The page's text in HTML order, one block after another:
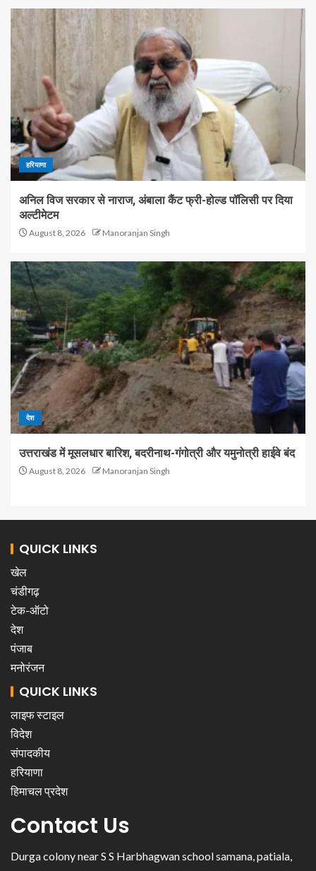
हरियाणा
अनिल विज सरकार से नाराज, अंबाला कैंट फ्री-होल्ड पॉलिसी पर दिया
अल्टीमेटम
August 8, 2026 Manoranjan Singh
देश
उत्तराखंड में मूसलधार बारिश, बदरीनाथ-गंगोत्री और यमुनोत्री हाईवे बंद
August 8, 2026 Manoranjan Singh
QUICK LINKS
खेल
चंडीगढ़
टेक-ऑटो
देश
पंजाब
मनोरंजन
QUICK LINKS
लाइफ स्टाइल
विदेश
संपादकीय
हरियाणा
हिमाचल प्रदेश
Contact Us
Durga colony near S S Harbhagwan school samana, patiala,